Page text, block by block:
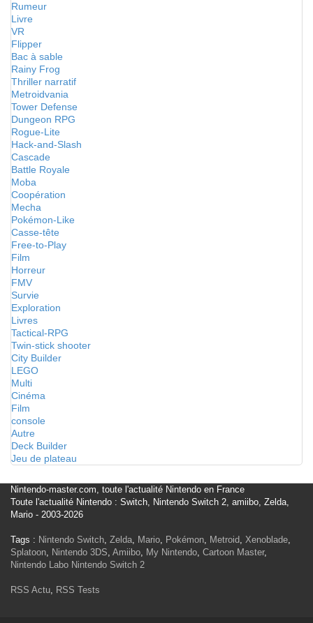
Rumeur
Livre
VR
Flipper
Bac à sable
Rainy Frog
Thriller narratif
Metroidvania
Tower Defense
Dungeon RPG
Rogue-Lite
Hack-and-Slash
Cascade
Battle Royale
Moba
Coopération
Mecha
Pokémon-Like
Casse-tête
Free-to-Play
Film
Horreur
FMV
Survie
Exploration
Livres
Tactical-RPG
Twin-stick shooter
City Builder
LEGO
Multi
Cinéma
Film
console
Autre
Deck Builder
Jeu de plateau
Nintendo-master.com, toute l'actualité Nintendo en France
Toute l'actualité Nintendo : Switch, Nintendo Switch 2, amiibo, Zelda,
Mario - 2003-2026
Tags : Nintendo Switch, Zelda, Mario, Pokémon, Metroid, Xenoblade,
Splatoon, Nintendo 3DS, Amiibo, My Nintendo, Cartoon Master,
Nintendo Labo Nintendo Switch 2
RSS Actu, RSS Tests